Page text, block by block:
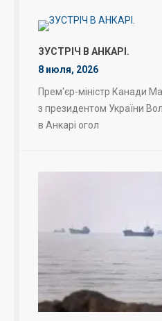
ЗУСТРІЧ В АНКАРІ.
8 июля, 2026
Прем'єр-міністр Канади
з президентом України
в Анкарі огол